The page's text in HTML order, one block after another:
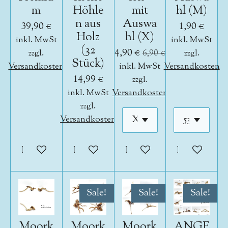
m
39,90 €
inkl. MwSt
zzgl.
Versandkosten
In den Warenkorb
Höhle
n aus
Holz
(32
Stück)
14,99 €
inkl. MwSt
zzgl.
Versandkosten
In den Warenkorb
mit
Auswa
hl (X)
4,90 € 6,90 €
inkl. MwSt
zzgl.
Versandkosten
In den Warenkorb
hl (M)
1,90 €
inkl. MwSt
zzgl.
Versandkosten
In den
Sale! Sale! Sale!